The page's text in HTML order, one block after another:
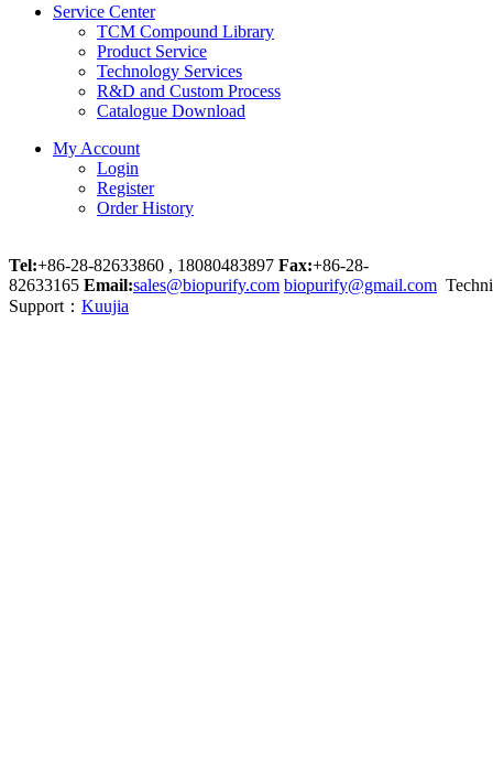
Service Center
TCM Compound Library
Product Service
Technology Services
R&D and Custom Process
Catalogue Download
My Account
Login
Register
Order History
Tel:+86-28-82633860 , 18080483897 Fax:+86-28-
82633165 Email:sales@biopurify.com biopurify@gmail.com
Support： Kuujia